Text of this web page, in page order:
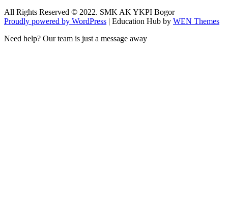
All Rights Reserved © 2022. SMK AK YKPI Bogor
Proudly powered by WordPress | Education Hub by WEN Themes
Need help? Our team is just a message away